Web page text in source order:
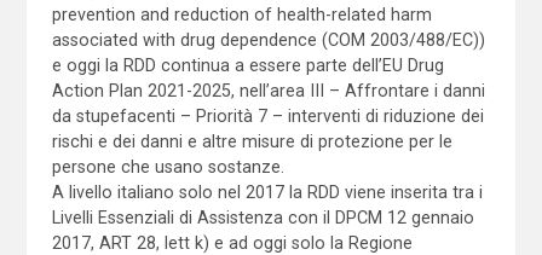
prevention and reduction of health-related harm
associated with drug dependence (COM 2003/488/EC))
e oggi la RDD continua a essere parte dell’EU Drug
Action Plan 2021-2025, nell’area III – Affrontare i danni
da stupefacenti – Priorità 7 – interventi di riduzione dei
rischi e dei danni e altre misure di protezione per le
persone che usano sostanze.
A livello italiano solo nel 2017 la RDD viene inserita tra i
Livelli Essenziali di Assistenza con il DPCM 12 gennaio
2017, ART 28, lett k) e ad oggi solo la Regione